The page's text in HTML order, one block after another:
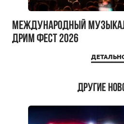
Международный
ДРИМ ФЕСТ 2026
Другие